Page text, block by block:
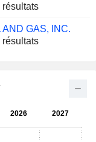
résultats
GAS, INC.
résultats